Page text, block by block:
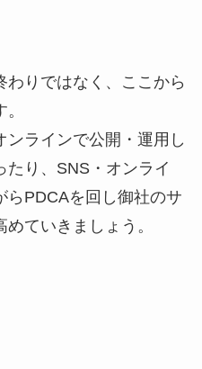
わりではなく、ここから
ラインで公開・運用し
たり、SNS・オンライ
らPDCAを回し御社のサ
ていきましょう。